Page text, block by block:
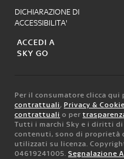
DICHIARAZIONE DI
ACCESSIBILITA'
ACCEDI A
SKY GO
Per il consumatore clicca qui
contrattuali, Privacy &
contrattuali o per
Tutti i marchi Sky e i diritti
contenuti, sono di proprietà
utilizzati su licenza.
04619241005. Segnalazione